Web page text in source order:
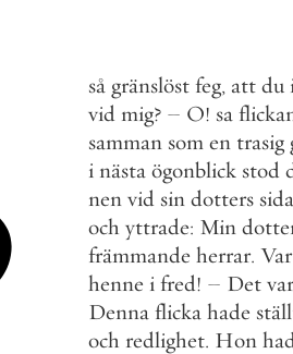
så gränslöst feg, att du
vid mig? – O! sa
samman som en trasig
i nästa ögonblick stod
nen vid sin dotters sida
och yttrade: Min
främmande herrar. Var
henne i fred! – Det var
Denna flicka hade
och redlighet. Hon